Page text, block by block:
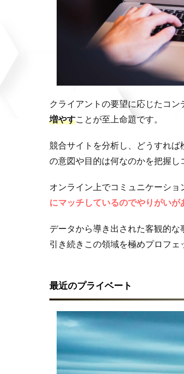
クライアントの要望に応じたコン
増やすことが至上命題です。
競合サイトを分析し、どうすれ
の意図や目的は何なのかを把握し
オンライン上でコミュニケーショ
にマッチしているのでやりがいが
データから導き出された客観的な
引き続きこの領域を極めプロフェ
最近のプライベート